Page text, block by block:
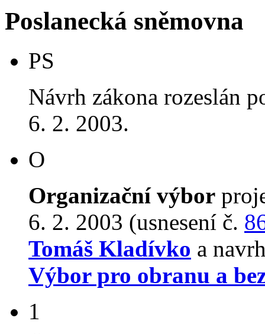
Poslanecká sněmovna
PS
Návrh zákona rozeslán
6. 2. 2003.
O
Organizační výbor
6. 2. 2003 (usnesení č.
Tomáš Kladívko a
Výbor pro obranu a
1